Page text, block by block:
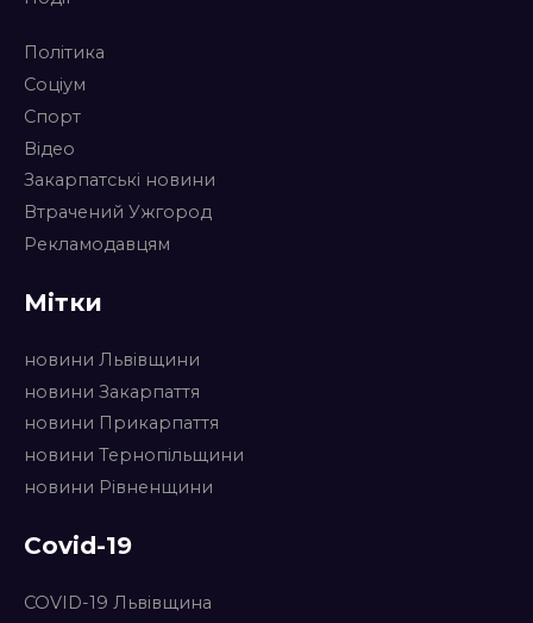
Політика
Соціум
Спорт
Відео
Закарпатські новини
Втрачений Ужгород
Рекламодавцям
Мітки
новини Львівщини
новини Закарпаття
новини Прикарпаття
новини Тернопільщини
новини Рівненщини
Covid-19
COVID-19 Львівщина